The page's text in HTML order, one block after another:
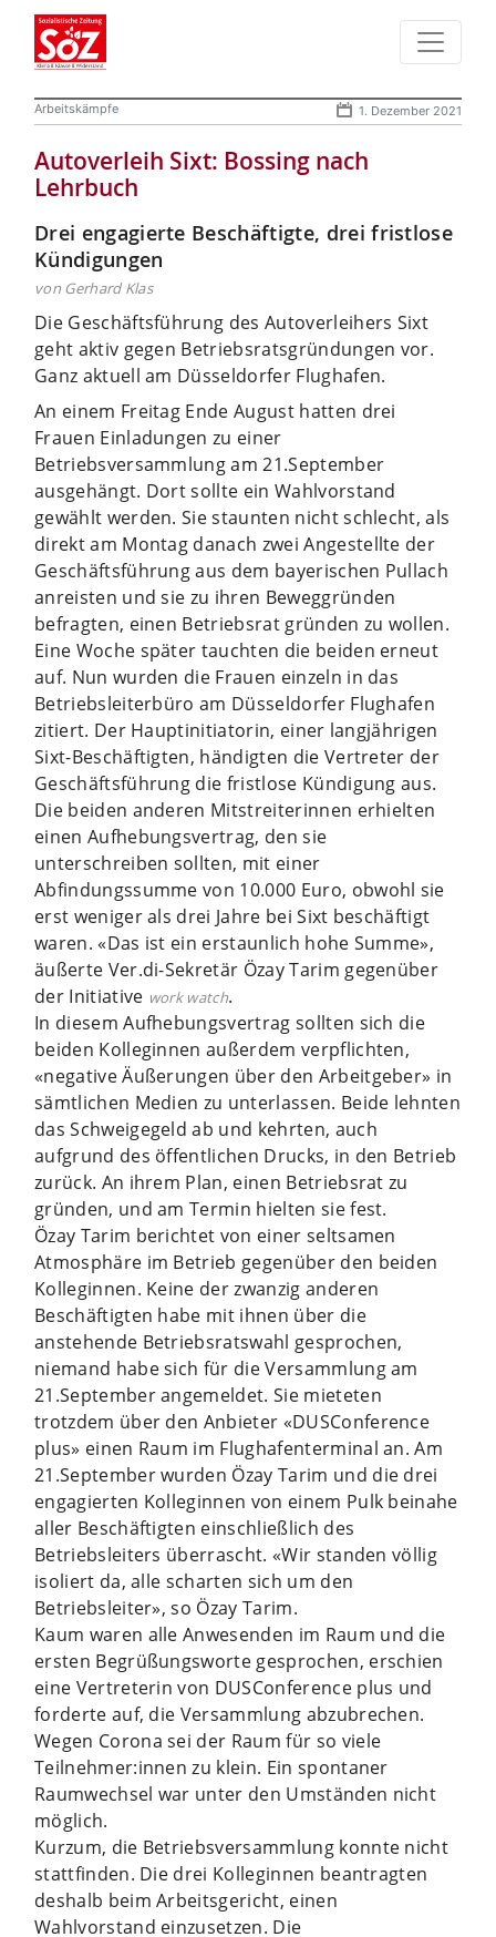
Arbeitskämpfe 1. Dezember 2021
Autoverleih Sixt: Bossing nach
Lehrbuch
Drei engagierte Beschäftigte, drei fristlose
Kündigungen
von Gerhard Klas
Die Geschäftsführung des Autoverleihers Sixt
geht aktiv gegen Betriebsratsgründungen vor.
Ganz aktuell am Düsseldorfer Flughafen.
An einem Freitag Ende August hatten drei
Frauen Einladungen zu einer
Betriebsversammlung am 21.September
ausgehängt. Dort sollte ein Wahlvorstand
gewählt werden. Sie staunten nicht schlecht, als
direkt am Montag danach zwei Angestellte der
Geschäftsführung aus dem bayerischen Pullach
anreisten und sie zu ihren Beweggründen
befragten, einen Betriebsrat gründen zu wollen.
Eine Woche später tauchten die beiden erneut
auf. Nun wurden die Frauen einzeln in das
Betriebsleiterbüro am Düsseldorfer Flughafen
zitiert. Der Hauptinitiatorin, einer langjährigen
Sixt-Beschäftigten, händigten die Vertreter der
Geschäftsführung die fristlose Kündigung aus.
Die beiden anderen Mitstreiterinnen erhielten
einen Aufhebungsvertrag, den sie
unterschreiben sollten, mit einer
Abfindungssumme von 10.000 Euro, obwohl sie
erst weniger als drei Jahre bei Sixt beschäftigt
waren. «Das ist ein erstaunlich hohe Summe»,
äußerte Ver.di-Sekretär Özay Tarim gegenüber
der Initiative work watch.
In diesem Aufhebungsvertrag sollten sich die
beiden Kolleginnen außerdem verpflichten,
«negative Äußerungen über den Arbeitgeber» in
sämtlichen Medien zu unterlassen. Beide lehnten
das Schweigegeld ab und kehrten, auch
aufgrund des öffentlichen Drucks, in den Betrieb
zurück. An ihrem Plan, einen Betriebsrat zu
gründen, und am Termin hielten sie fest.
Özay Tarim berichtet von einer seltsamen
Atmosphäre im Betrieb gegenüber den beiden
Kolleginnen. Keine der zwanzig anderen
Beschäftigten habe mit ihnen über die
anstehende Betriebsratswahl gesprochen,
niemand habe sich für die Versammlung am
21.September angemeldet. Sie mieteten
trotzdem über den Anbieter «DUSConference
plus» einen Raum im Flughafenterminal an. Am
21.September wurden Özay Tarim und die drei
engagierten Kolleginnen von einem Pulk beinahe
aller Beschäftigten einschließlich des
Betriebsleiters überrascht. «Wir standen völlig
isoliert da, alle scharten sich um den
Betriebsleiter», so Özay Tarim.
Kaum waren alle Anwesenden im Raum und die
ersten Begrüßungsworte gesprochen, erschien
eine Vertreterin von DUSConference plus und
forderte auf, die Versammlung abzubrechen.
Wegen Corona sei der Raum für so viele
Teilnehmer:innen zu klein. Ein spontaner
Raumwechsel war unter den Umständen nicht
möglich.
Kurzum, die Betriebsversammlung konnte nicht
stattfinden. Die drei Kolleginnen beantragten
deshalb beim Arbeitsgericht, einen
Wahlvorstand einzusetzen. Die